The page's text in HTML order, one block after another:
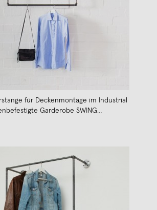
für Deckenmontage im Industrial
Garderobe SWING